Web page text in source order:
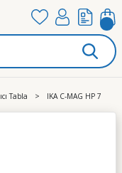
Tabla IKA C-MAG HP 7